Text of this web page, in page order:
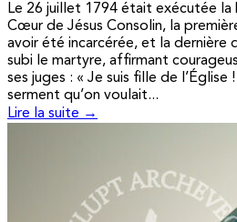
Le 26 juillet 1794 était exécutée la
Cœur de Jésus Consolin, la
avoir été incarcérée, et la dernière
subi le martyre, affirmant
ses juges : « Je suis fille de
serment qu’on voulait...
Lire la suite →